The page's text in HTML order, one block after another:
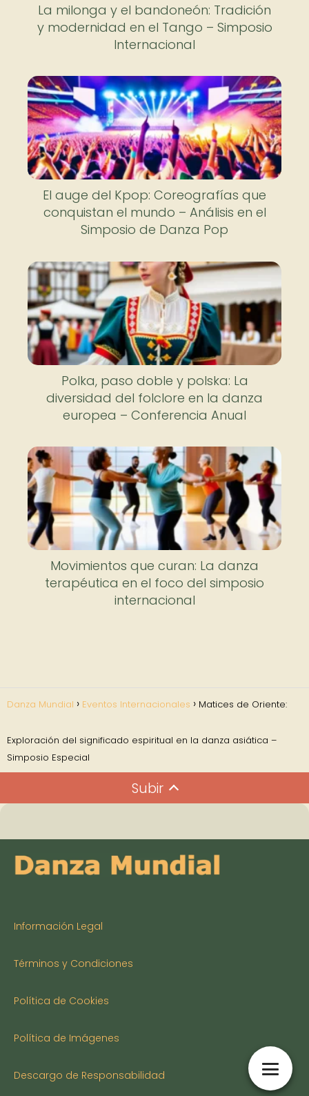
La milonga y el bandoneón: Tradición
y modernidad en el Tango – Simposio
Internacional
El auge del Kpop: Coreografías que
conquistan el mundo – Análisis en el
Simposio de Danza Pop
Polka, paso doble y polska: La
diversidad del folclore en la danza
europea – Conferencia Anual
Movimientos que curan: La danza
terapéutica en el foco del simposio
internacional
Danza Mundial Eventos Internacionales Matices de Oriente:
Exploración del significado espiritual en la danza asiática –
Simposio Especial
Subir
Información Legal
Términos y Condiciones
Política de Cookies
Política de Imágenes
Descargo de Responsabilidad